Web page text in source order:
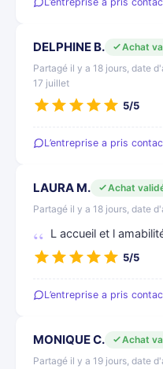
DELPHINE B.
Achat
Partagé il y a 18 jours, date
17 juillet
5/5
L’entreprise a pris
LAURA M.
Achat
Partagé il y a 18 jours, date
L accueil et l
5/5
L’entreprise a pris
MONIQUE C.
Achat
Partagé il y a 19 jours, date